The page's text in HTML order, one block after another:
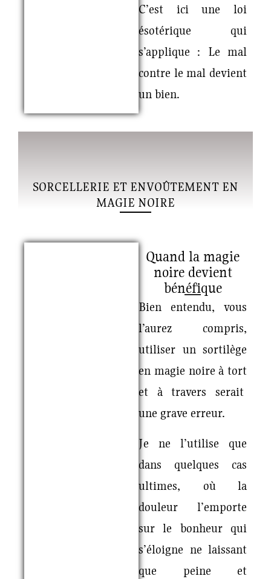
C’est ici une loi
ésotérique qui
s’applique : Le mal
contre le mal devient
un bien.
SORCELLERIE ET ENVOÛTEMENT EN
MAGIE NOIRE
Quand la magie
noire devient
bénéfique
Bien entendu, vous
l’aurez compris,
utiliser un sortilège
en magie noire à tort
et à travers serait
une grave erreur.
Je ne l’utilise que
dans quelques cas
ultimes, où la
douleur l’emporte
sur le bonheur qui
s’éloigne ne laissant
que peine et